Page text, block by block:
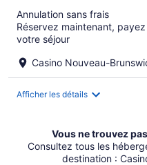
Annulation sans frais
Réservez maintenant,
votre séjour
Casino Nouveau-
Afficher les détails
Vous ne trouvez
Consultez tous les
destination :